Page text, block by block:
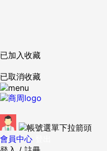
已加入收藏
已取消收藏
會員中心